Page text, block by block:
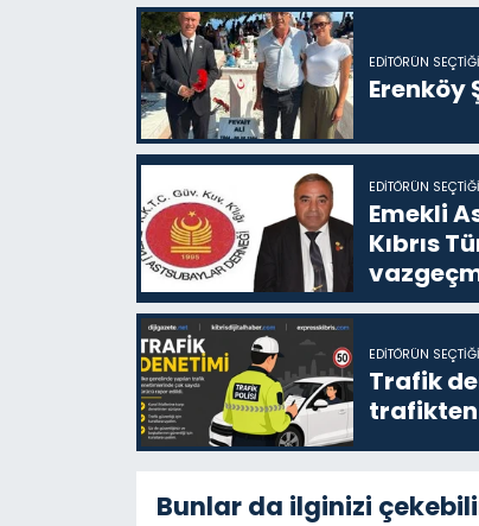
EDITÖRÜN SEÇTIĞI
EDITÖRÜN SEÇTIĞI
Emekli
Kıbrıs
EDITÖRÜN SEÇTIĞI
Trafik
Bunlar da ilginizi